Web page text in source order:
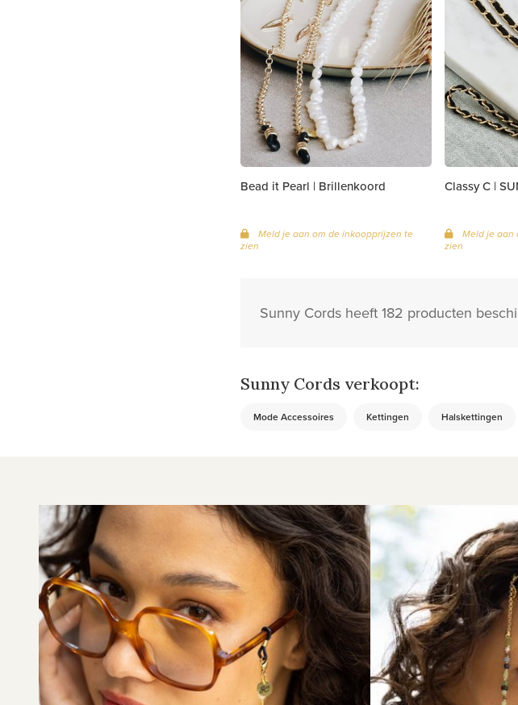
Bead it Pearl | Brillenkoord
Meld je aan om de inkoopprijzen te
zien
Meld je aan
zien
Sunny Cords heeft 182 producten
Sunny Cords verkoopt:
Mode Accessoires Kettingen Halskettingen